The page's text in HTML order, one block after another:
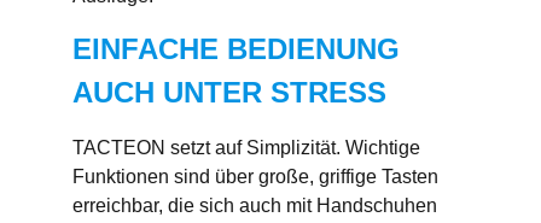
EINFACHE BEDIENUNG
AUCH UNTER STRESS
TACTEON setzt auf Simplizität. Wichtige
Funktionen sind über große, griffige Tasten
erreichbar, die sich auch mit Handschuhen